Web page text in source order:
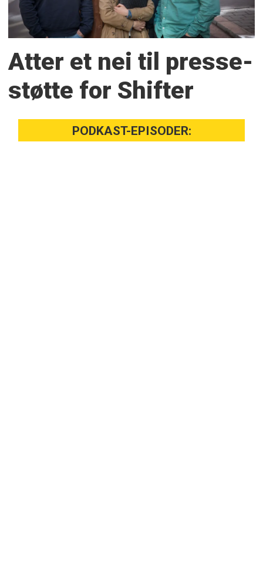
Atter et nei til presse­
støtte for Shifter
PODKAST-EPISODER: